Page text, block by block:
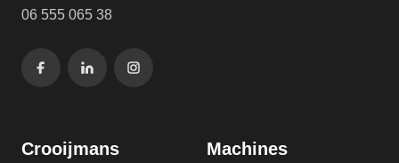
06 555 065 38
Crooijmans Machines